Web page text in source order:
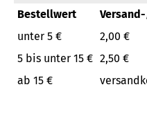
Bestellwert
unter 5 €
2,00 €
5 bis unter 15 € 2,50 €
ab 15 €